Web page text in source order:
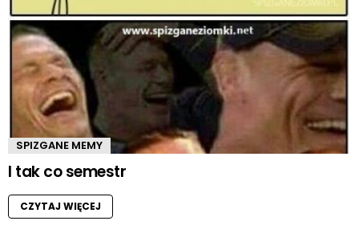
SPIZGANE MEMY
I tak co semestr
CZYTAJ WIĘCEJ